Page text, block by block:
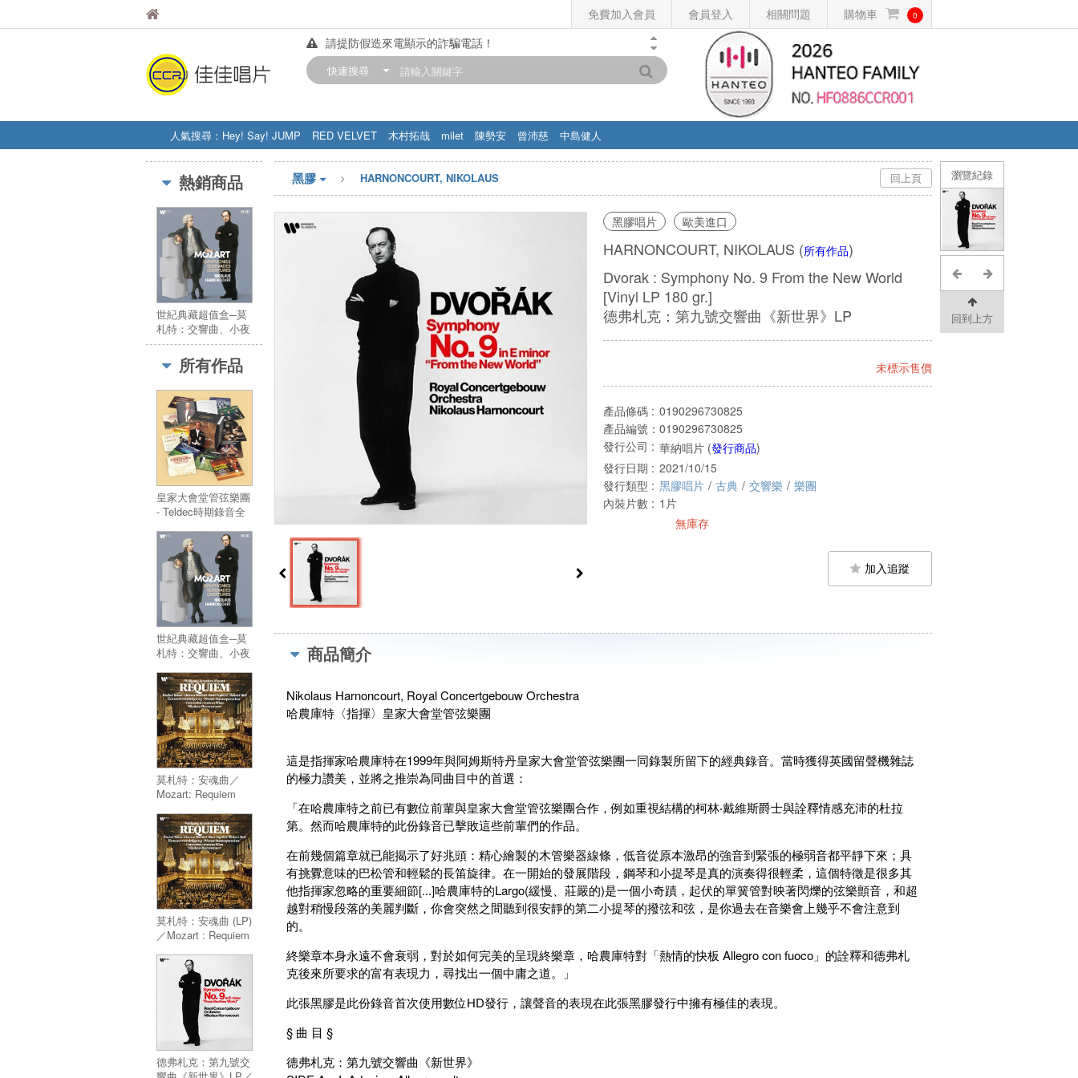
免費加入會員 會員登入 相關問題 購物車 0
佳佳唱片
請提防假造來電顯示的詐騙電話！
【中華門市營業時間調整公告】
快速搜尋
人氣搜尋： Hey! Say! JUMP RED VELVET 木村拓哉 milet 陳勢安 曾沛慈
中島健人
STRAY KIDS
盧廣仲 周杰伦
瀏覽紀錄
回到上方
熱銷商品
世紀典藏超值盒─莫
札特：交響曲、小夜
曲與序曲集 (15CD)
／New Budget
Boxes Series -
Mozart:
Symphonies,
Overtures (15CD)
所有作品
皇家大會堂管弦樂團
- Teldec時期錄音全
Concertgebouw
Orchestra - The
Complete Teldec
Recordings (42CD)
世紀典藏超值盒─莫
札特：交響曲、小夜
／New Budget
Boxes Series -
Mozart:
Symphonies,
Overtures (15CD)
莫札特：安魂曲／
Mozart: Requiem
莫札特：安魂曲 (LP)
／Mozart : Requiem
Remastered 2021]
德弗札克：第九號交
回上頁
黑膠 HARNONCOURT, NIKOLAUS
黑膠唱片 歐美進口
HARNONCOURT, NIKOLAUS (所有作品)
Dvorak : Symphony No. 9 From the New World
[Vinyl LP 180 gr.]
德弗札克：第九號交響曲《新世界》LP
未標示售價
產品條碼 : 0190296730825
產品編號： 0190296730825
發行公司 : 華納唱片 (發行商品)
發行日期 : 2021/10/15
發行類型 : 黑膠唱片 / 古典 / 交響樂 / 樂團
內裝片數 : 1片
無庫存
加入追蹤
商品簡介
Nikolaus Harnoncourt, Royal Concertgebouw Orchestra
哈農庫特〈指揮〉皇家大會堂管弦樂團
這是指揮家哈農庫特在1999年與阿姆斯特丹皇家大會堂管弦樂團一同錄製所留下的經典錄音。當時獲得英國留聲機雜誌
的極力讚美，並將之推崇為同曲目中的首選：
「在哈農庫特之前已有數位前輩與皇家大會堂管弦樂團合作，例如重視結構的柯林‧戴維斯爵士與詮釋情感充沛的杜拉
第。然而哈農庫特的此份錄音已擊敗這些前輩們的作品。
在前幾個篇章就已能揭示了好兆頭：精心繪製的木管樂器線條，低音從原本激昂的強音到緊張的極弱音都平靜下來；具
有挑釁意味的巴松管和輕鬆的長笛旋律。在一開始的發展階段，鋼琴和小提琴是真的演奏得很輕柔，這個特徵是很多其
他指揮家忽略的重要細節[...]哈農庫特的Largo(緩慢、莊嚴的)是一個小奇蹟，起伏的單簧管對映著閃爍的弦樂顫音，和超
越對稍慢段落的美麗判斷，你會突然之間聽到很安靜的第二小提琴的撥弦和弦，是你過去在音樂會上幾乎不會注意到
的。
終樂章本身永遠不會衰弱，對於如何完美的呈現終樂章，哈農庫特對「熱情的快板 Allegro con fuoco」的詮釋和德弗札
克後來所要求的富有表現力，尋找出一個中庸之道。」
此張黑膠是此份錄音首次使用數位HD發行，讓聲音的表現在此張黑膠發行中擁有極佳的表現。
§ 曲 目 §
德弗札克：第九號交響曲《新世界》